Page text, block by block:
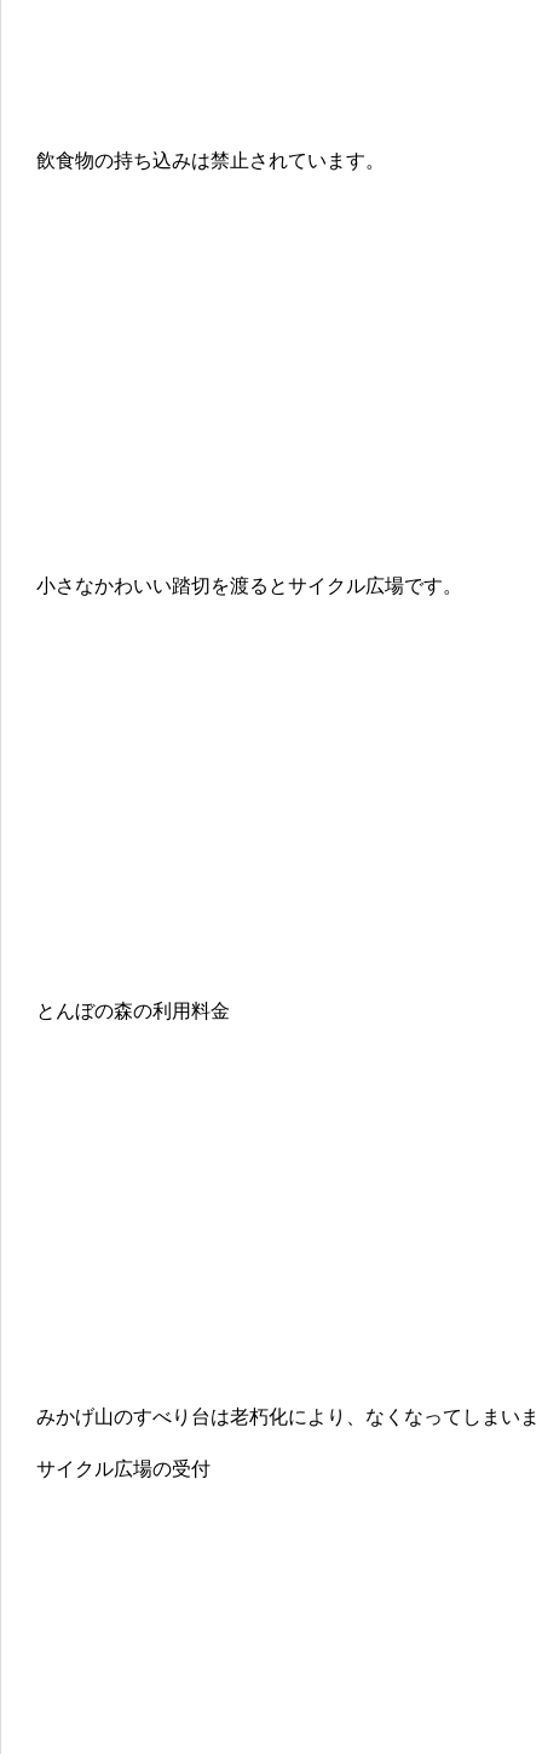
飲食物の持ち込みは禁止されています。
小さなかわいい踏切を渡るとサイクル広場です。
とんぼの森の利用料金
みかげ山のすべり台は老朽化により、なくなってしまい
サイクル広場の受付